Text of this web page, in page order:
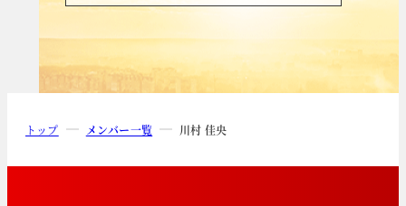
トップ メンバー一覧 川村 佳央